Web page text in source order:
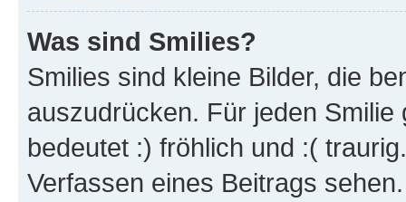
Was sind Smilies?
Smilies sind kleine Bilder, die
auszudrücken. Für jeden
bedeutet :) fröhlich und :(
Verfassen eines Beitrags